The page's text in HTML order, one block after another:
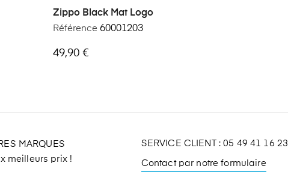
Zippo Black Mat Logo
Référence 60001203
49,90 €
MARQUES
meilleurs prix !
SERVICE CLIENT : 05 49 41 16 23
Contact par notre formulaire